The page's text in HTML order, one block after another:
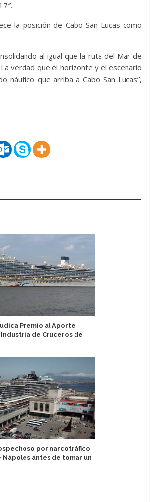
la posición de Cabo San Lucas como
al igual que la ruta del Mar de
verdad que el horizonte y el escenario
náutico que arriba a Cabo San Lucas”,
Premio al Aporte
Industria de Cruceros de
por narcotráfico
Nápoles antes de tomar un